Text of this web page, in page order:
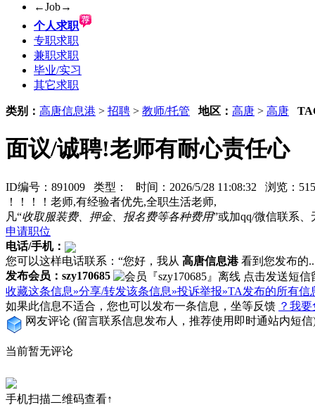
←Job→
个人求职
专职求职
兼职求职
毕业/实习
其它求职
类别： 高唐信息港 > 招聘 > 教师/托管 地区： 高唐 > 高唐
面议/诚聘!老师有耐心责任心
ID编号：891009 类型： 时间：2026/5/28 11:08:32 浏览：
！！！！老师,有经验者优先,全职生活老师,
凡“收取服装费、押金、报名费等各种费用”或加qq/微信联系
申请职位
电话/手机：
您可以这样电话联系：“您好，我从 高唐信息港看到您发布的
发布会员：szy170685
收藏这条信息»分享/转发该条信息»投诉举报»TA发布的所有信
如果此信息不适合，您也可以发布一条信息，坐等反馈 ？我
网友评论 (留言联系信息发布人，推荐使用即时通站内短信
当前暂无评论
手机扫描二维码查看↑